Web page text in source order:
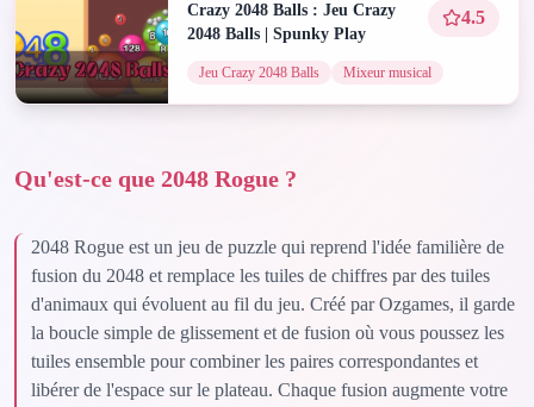
Crazy 2048 Balls : Jeu Crazy
2048 Balls | Spunky Play
4.5
Jeu Crazy 2048 Balls Mixeur musical
Qu'est-ce que 2048 Rogue ?
2048 Rogue est un jeu de puzzle qui reprend l'idée familière de
fusion du 2048 et remplace les tuiles de chiffres par des tuiles
d'animaux qui évoluent au fil du jeu. Créé par Ozgames, il garde
la boucle simple de glissement et de fusion où vous poussez les
tuiles ensemble pour combiner les paires correspondantes et
libérer de l'espace sur le plateau. Chaque fusion augmente votre